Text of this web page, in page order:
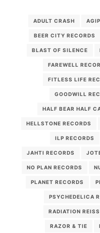
ADULT CRASH
BEER CITY RECORDS
BLAST OF SILENCE
FAREWELL
FITLESS LIFE
GOODWILL
HALF BEAR HALF
HELLSTONE RECORDS
ILP RECORDS
JAHTI RECORDS
NO PLAN RECORDS
PLANET RECORDS
PSYCHEDELICA
RADIATION
RAZOR & TIE